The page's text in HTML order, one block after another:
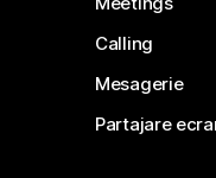
Calling
Mesagerie
Partajare